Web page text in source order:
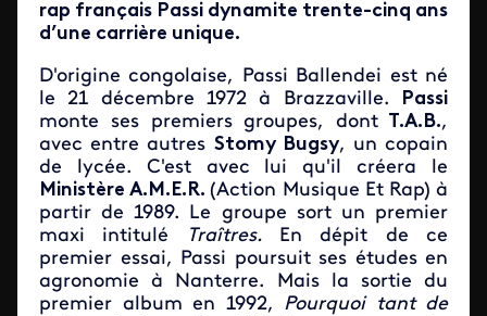
rap français Passi dynamite trente-cinq ans
d’une carrière unique.
D'origine congolaise, Passi Ballendei est né
le 21 décembre 1972 à Brazzaville.
Passi
monte ses premiers groupes, dont T.A.B.,
avec entre autres Stomy Bugsy, un copain
de lycée. C'est avec lui qu'il créera le
Ministère A.M.E.R.(Action Musique Et Rap) à
partir de 1989. Le groupe sort un premier
maxi intitulé
Traîtres. En dépit de ce
premier essai, Passi poursuit ses études en
agronomie à Nanterre. Mais la sortie du
premier album en 1992, Pourquoi tant de